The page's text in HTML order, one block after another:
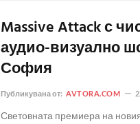
Massive Attack с
аудио-визуално
София
Публикувана от: AVTORA.COM
Световната премиера на